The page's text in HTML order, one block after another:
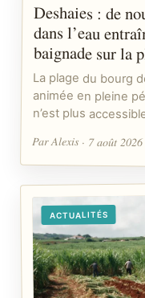
Deshaies : de
dans l’eau
baignade sur la
La plage du bourg
animée en pleine
n’est plus
Par Alexis · 7 août
ACTUALITÉS